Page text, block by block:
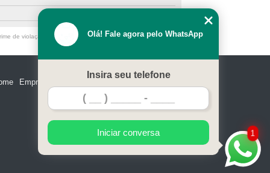
de violação de direito autoral – artigo 184 do Código Penal
Empresa
1
Olá! Fale agora pelo WhatsApp
Insira seu telefone
Iniciar conversa